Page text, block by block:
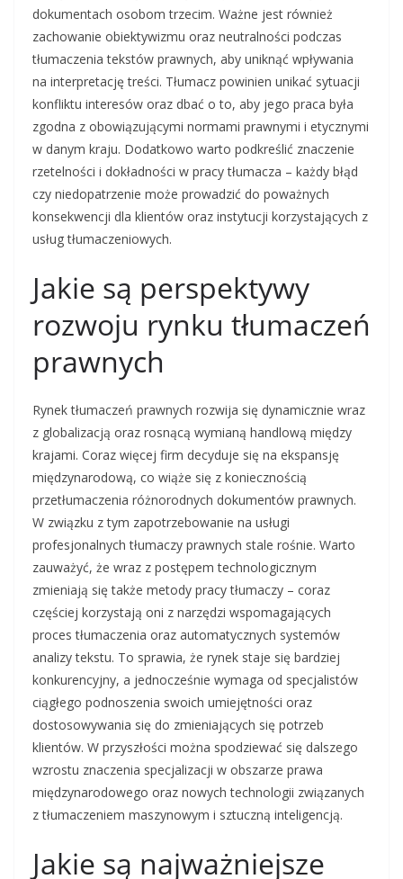
dokumentach osobom trzecim. Ważne jest również
zachowanie obiektywizmu oraz neutralności podczas
tłumaczenia tekstów prawnych, aby uniknąć wpływania
na interpretację treści. Tłumacz powinien unikać sytuacji
konfliktu interesów oraz dbać o to, aby jego praca była
zgodna z obowiązującymi normami prawnymi i etycznymi
w danym kraju. Dodatkowo warto podkreślić znaczenie
rzetelności i dokładności w pracy tłumacza – każdy błąd
czy niedopatrzenie może prowadzić do poważnych
konsekwencji dla klientów oraz instytucji korzystających z
usług tłumaczeniowych.
Jakie są perspektywy
rozwoju rynku tłumaczeń
prawnych
Rynek tłumaczeń prawnych rozwija się dynamicznie wraz
z globalizacją oraz rosnącą wymianą handlową między
krajami. Coraz więcej firm decyduje się na ekspansję
międzynarodową, co wiąże się z koniecznością
przetłumaczenia różnorodnych dokumentów prawnych.
W związku z tym zapotrzebowanie na usługi
profesjonalnych tłumaczy prawnych stale rośnie. Warto
zauważyć, że wraz z postępem technologicznym
zmieniają się także metody pracy tłumaczy – coraz
częściej korzystają oni z narzędzi wspomagających
proces tłumaczenia oraz automatycznych systemów
analizy tekstu. To sprawia, że rynek staje się bardziej
konkurencyjny, a jednocześnie wymaga od specjalistów
ciągłego podnoszenia swoich umiejętności oraz
dostosowywania się do zmieniających się potrzeb
klientów. W przyszłości można spodziewać się dalszego
wzrostu znaczenia specjalizacji w obszarze prawa
międzynarodowego oraz nowych technologii związanych
z tłumaczeniem maszynowym i sztuczną inteligencją.
Jakie są najważniejsze